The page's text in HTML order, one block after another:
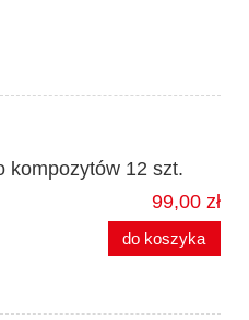
kompozytów 12 szt.
99,00 zł
do koszyka